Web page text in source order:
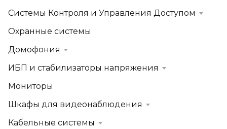
Системы Контроля и Управления Доступом
Охранные системы
Домофония
ИБП и стабилизаторы напряжения
Мониторы
Шкафы для видеонаблюдения
Кабельные системы